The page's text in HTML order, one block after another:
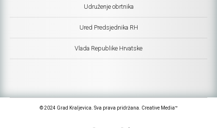
Udruženje obrtnika
Ured Predsjednika RH
Vlada Republike Hrvatske
© 2024 Grad Kraljevica. Sva prava pridržana. Creative Media™